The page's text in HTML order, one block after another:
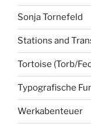
Sonja Tornefeld
Stations and
Tortoise (Torb/
Typografische
Werkabenteuer